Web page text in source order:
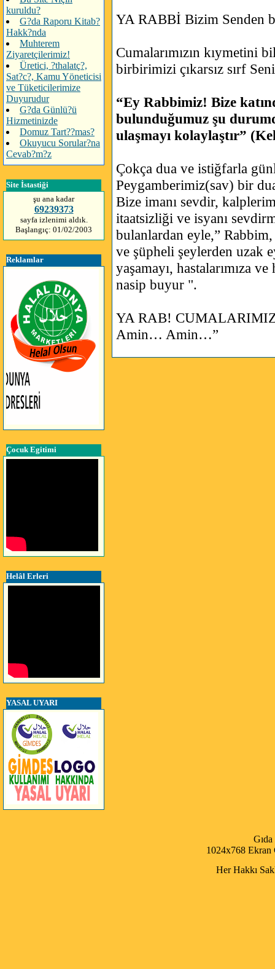
kuruldu?
G?da Raporu Kitab?
Hakk?nda
Muhterem
Ziyaretçilerimiz!
Üretici, ?thalatç?,
Sat?c?, Kamu Yöneticisi
ve Tüketicilerimize
Duyurudur
G?da Günlü?ü
Hizmetinizde
Domuz Tart??mas?
Okuyucu Sorular?na
Cevab?m?z
Site İstastiği
şu ana kadar
69239373
sayfa izlenimi aldık.
Başlangıç: 01/02/2003
Reklamlar
Çocuk Egitimi
Helâl Erleri
YASAL UYARI
YA RABBİ Bizim Senden
Cumalarımızın kıymetini
birbirimizi çıkarsız sırf
“Ey Rabbimiz! Bize
bulunduğumuz şu
ulaşmayı kolaylaştır”
Çokça dua ve istiğfarla
Peygamberimiz(sav) bir
Bize imanı sevdir,
itaatsizliği ve isyanı
bulanlardan eyle,”
ve şüpheli şeylerden uzak
yaşamayı, hastalarımıza
nasip buyur ".
YA RAB!
Amin… Amin…”
1024x768 Ekran
Her Hakkı